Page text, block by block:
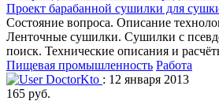
Проект барабанной сушилки для
Состояние вопроса. Описание
Ленточные сушилки. Сушилки с
поиск. Технические описания и
Пищевая промышленность Работа
DoctorKto : 12 января 2013
165 руб.